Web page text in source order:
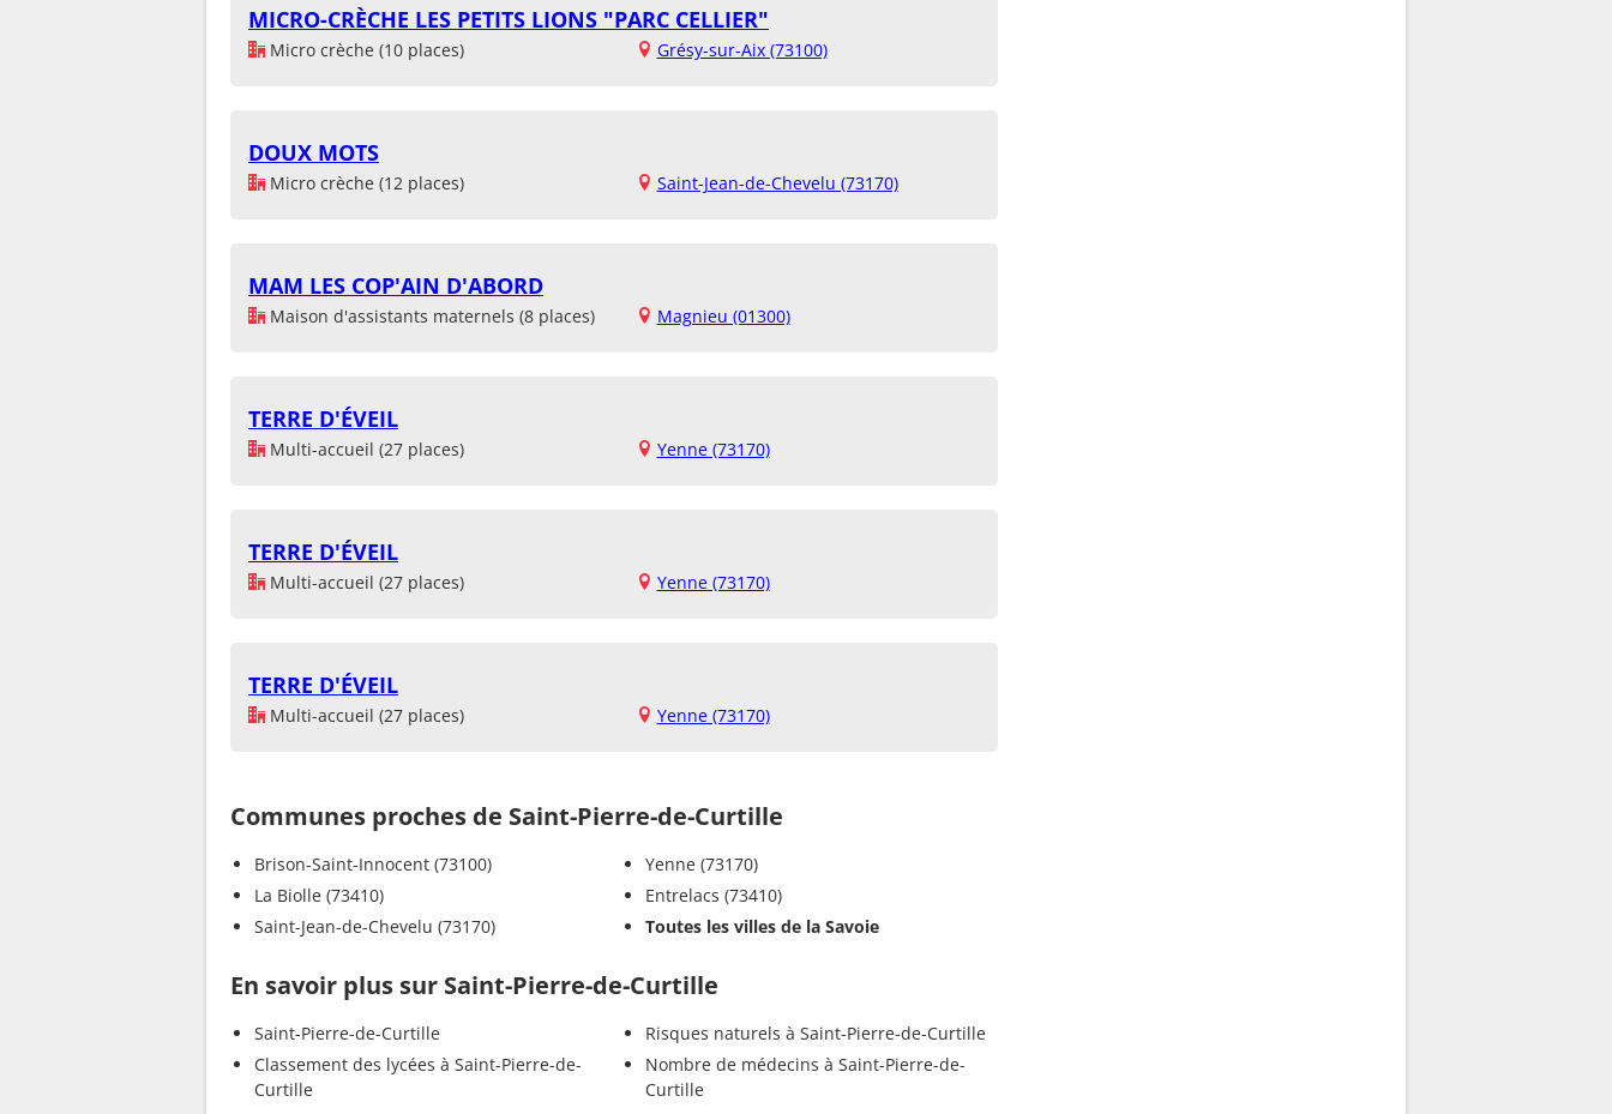
MICRO-CRÈCHE LES PETITS LIONS "PARC CELLIER"
Micro crèche (10 places) Grésy-sur-Aix (73100)
DOUX MOTS
Micro crèche (12 places) Saint-Jean-de-Chevelu (73170)
MAM LES COP'AIN D'ABORD
Maison d'assistants maternels (8 places) Magnieu (01300)
TERRE D'ÉVEIL
Multi-accueil (27 places) Yenne (73170)
TERRE D'ÉVEIL
Multi-accueil (27 places) Yenne (73170)
TERRE D'ÉVEIL
Multi-accueil (27 places) Yenne (73170)
Communes proches de Saint-Pierre-de-Curtille
Brison-Saint-Innocent (73100)
La Biolle (73410)
Saint-Jean-de-Chevelu (73170)
Yenne (73170)
Entrelacs (73410)
Toutes les villes de la Savoie
En savoir plus sur Saint-Pierre-de-Curtille
Saint-Pierre-de-Curtille
Classement des lycées à Saint-Pierre-de-
Curtille
Risques naturels à Saint-Pierre-de-Curtille
Nombre de médecins à Saint-Pierre-de-
Curtille